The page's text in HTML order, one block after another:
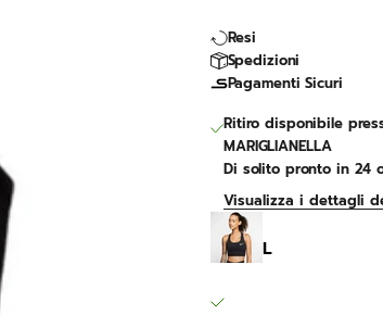
Resi
Spedizioni
Pagamenti Sicuri
Ritiro disponibile
MARIGLIANELLA
Di solito pronto in 24
Visualizza i dettagli
L
Ritiro disponibile, Di